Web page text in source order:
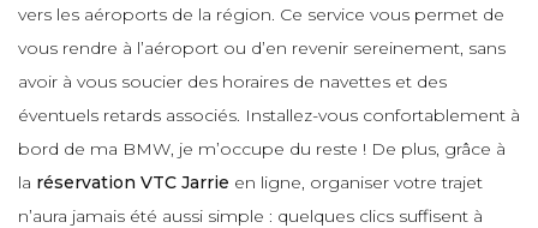
vers les aéroports de la région. Ce service vous permet de
vous rendre à l’aéroport ou d’en revenir sereinement, sans
avoir à vous soucier des horaires de navettes et des
éventuels retards associés. Installez-vous confortablement à
bord de ma BMW, je m’occupe du reste ! De plus, grâce à
la réservation VTC Jarrie en ligne, organiser votre trajet
n’aura jamais été aussi simple : quelques clics suffisent à